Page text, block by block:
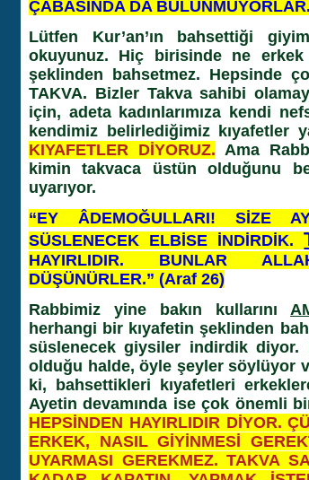
ÇABASINDA DA BULUNMUYORLAR.
Lütfen Kur’an’ın bahsettiği
okuyunuz. Hiç birisinde ne
şeklinden bahsetmez. Hepsinde
TAKVA. Bizler Takva sahibi
için, adeta kadınlarımıza kendi
kendimiz belirlediğimiz kıyafetler
KIYAFETLER DİYORUZ. Ama
kimin takvaca üstün olduğunu
uyarıyor.
“EY ÂDEMOĞULLARI! SİZE
SÜSLENECEK ELBİSE İNDİRDİK.
HAYIRLIDIR. BUNLAR
DÜŞÜNÜRLER.” (Araf 26)
Rabbimiz yine bakın kullarını
herhangi bir kıyafetin şeklinden
süslenecek giysiler indirdik diyor.
olduğu halde, öyle şeyler söylüyor
ki, bahsettikleri kıyafetleri
Ayetin devamında ise çok önemli
HEPSİNDEN HAYIRLIDIR DİYOR.
ERKEK, NASIL GİYİNMESİ
UYARMASI GEREKMEZ. TAKVA